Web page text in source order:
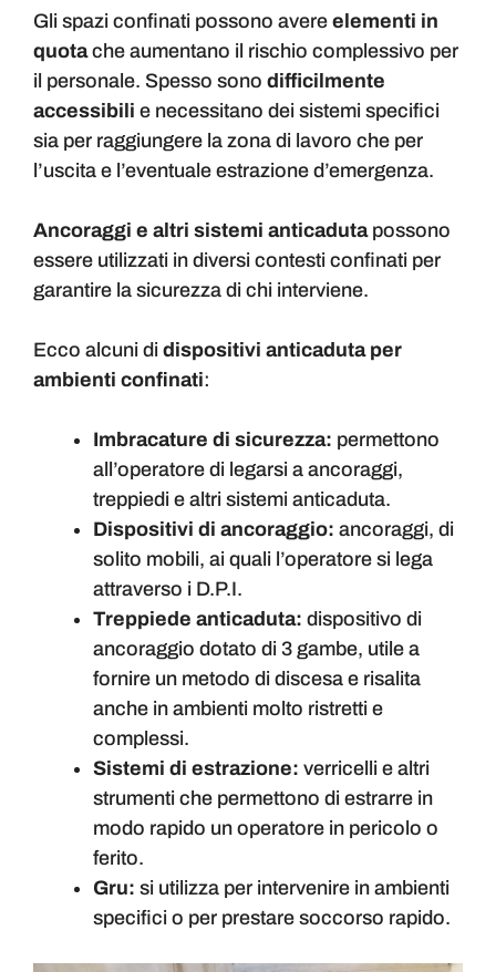
Gli spazi confinati possono avere elementi in
quotache aumentano il rischio complessivo per
il personale. Spesso sono difficilmente
accessibili e necessitano dei sistemi specifici
sia per raggiungere la zona di lavoro che per
l’uscita e l’eventuale estrazione d’emergenza.
Ancoraggi e altri sistemi anticadutapossono
essere utilizzati in diversi contesti confinati per
garantire la sicurezza di chi interviene.
Ecco alcuni di dispositivi anticaduta per
ambienti confinati:
Imbracature di sicurezza: permettono
all’operatore di legarsi a ancoraggi,
treppiedi e altri sistemi anticaduta.
Dispositivi di ancoraggio: ancoraggi, di
solito mobili, ai quali l’operatore si lega
attraverso i D.P.I.
Treppiede anticaduta: dispositivo di
ancoraggio dotato di 3 gambe, utile a
fornire un metodo di discesa e risalita
anche in ambienti molto ristretti e
complessi.
Sistemi di estrazione: verricelli e altri
strumenti che permettono di estrarre in
modo rapido un operatore in pericolo o
ferito.
Gru: si utilizza per intervenire in ambienti
specifici o per prestare soccorso rapido.